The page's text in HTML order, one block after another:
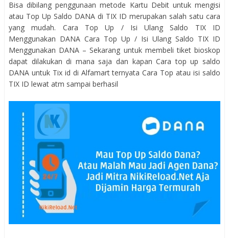
Bisa dibilang penggunaan metode Kartu Debit untuk mengisi
atau Top Up Saldo DANA di TIX ID merupakan salah satu cara
yang mudah. Cara Top Up / Isi Ulang Saldo TIX ID
Menggunakan DANA Cara Top Up / Isi Ulang Saldo TIX ID
Menggunakan DANA – Sekarang untuk membeli tiket bioskop
dapat dilakukan di mana saja dan kapan Cara top up saldo
DANA untuk Tix id di Alfamart ternyata Cara Top atau isi saldo
TIX ID lewat atm sampai berhasil